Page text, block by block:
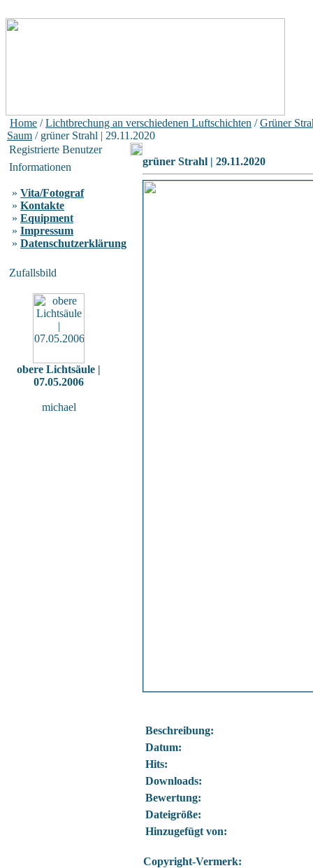
Home /Lichtbrechung an verschiedenen Luftschichten /Grüner
Saum / grüner Strahl | 29.11.2020
Registrierte Benutzer
Informationen
» Vita/Fotograf
» Kontakte
» Equipment
» Impressum
» Datenschutzerklärung
Zufallsbild
obere Lichtsäule |
07.05.2006
michael
grüner Strahl | 29.11.2020
Beschreibung:
Datum:
Hits:
Downloads:
Bewertung:
Dateigröße:
Hinzugefügt von:
Copyright-Vermerk: